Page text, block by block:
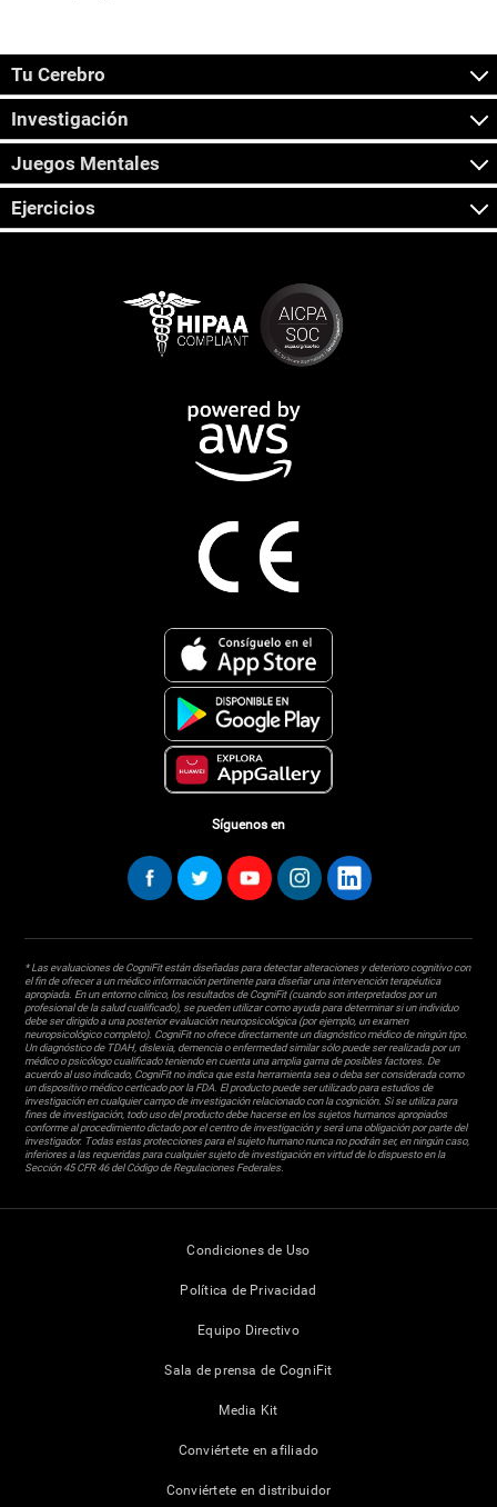
Tu Cerebro
Investigación
Juegos Mentales
Ejercicios
Síguenos en
* Las evaluaciones de CogniFit están diseñadas para detectar alteraciones y deterioro cognitivo con
el fin de ofrecer a un médico información pertinente para diseñar una intervención terapéutica
apropiada. En un entorno clínico, los resultados de CogniFit (cuando son interpretados por un
profesional de la salud cualificado), se pueden utilizar como ayuda para determinar si un individuo
debe ser dirigido a una posterior evaluación neuropsicológica (por ejemplo, un examen
neuropsicológico completo). CogniFit no ofrece directamente un diagnóstico médico de ningún tipo.
Un diagnóstico de TDAH, dislexia, demencia o enfermedad similar sólo puede ser realizada por un
médico o psicólogo cualificado teniendo en cuenta una amplia gama de posibles factores. De
acuerdo al uso indicado, CogniFit no indica que esta herramienta sea o deba ser considerada como
un dispositivo médico certicado por la FDA. El producto puede ser utilizado para estudios de
investigación en cualquier campo de investigación relacionado con la cognición. Si se utiliza para
fines de investigación, todo uso del producto debe hacerse en los sujetos humanos apropiados
conforme al procedimiento dictado por el centro de investigación y será una obligación por parte del
investigador. Todas estas protecciones para el sujeto humano nunca no podrán ser, en ningún caso,
inferiores a las requeridas para cualquier sujeto de investigación en virtud de lo dispuesto en la
Sección 45 CFR 46 del Código de Regulaciones Federales.
Condiciones de Uso
Política de Privacidad
Equipo Directivo
Sala de prensa de CogniFit
Media Kit
Conviértete en afiliado
Conviértete en distribuidor